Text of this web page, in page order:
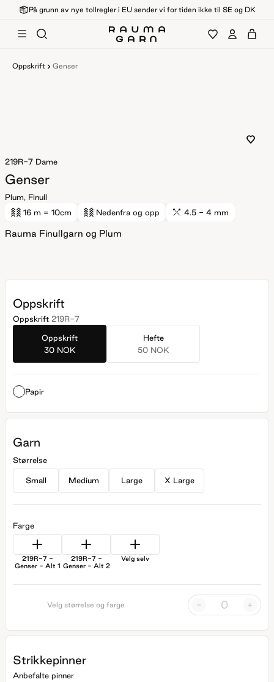
På grunn av nye tollregler i EU sender vi for tiden ikke til SE og DK
Oppskrift Genser
219R-7 Dame
Genser
Plum, Finull
16 m = 10cm Nedenfra og opp 4.5 - 4 mm
Rauma Finullgarn og Plum
Oppskrift
Oppskrift 219R-7
Oppskrift
30 NOK
Hefte
50 NOK
Papir
Garn
Størrelse
Small Medium Large X Large
Farge
219R-7 -
Genser - Alt 1
219R-7 -
Genser - Alt 2
Velg selv
Velg størrelse og farge - +
Strikkepinner
Anbefalte pinner